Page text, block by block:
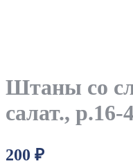
Штаны со
салат., р.16-
200 ₽